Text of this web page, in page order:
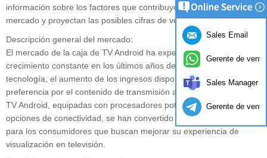
información sobre los factores que contribuyen al crecimiento del
mercado y proyectan las posibles cifras de ventas para 2023.
Descripción general del mercado:
El mercado de la caja de TV Android ha experimentado un
crecimiento constante en los últimos años debido a los avances en
tecnología, el aumento de los ingresos disponibles y la creciente
preferencia por el contenido de transmisión a pedido. Las cajas de
TV Android, equipadas con procesadores potentes y amplias
opciones de conectividad, se han convertido en una opción popular
para los consumidores que buscan mejorar su experiencia de
visualización en televisión.
Sales Email
Gerente de
Sales Manager
Gerente de